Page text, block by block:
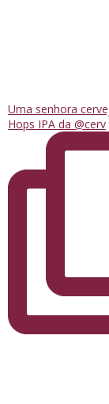
Uma senhora
Hops IPA da @cerv